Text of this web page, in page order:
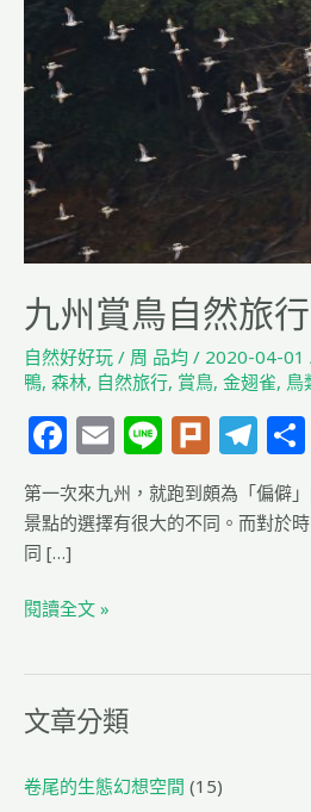
九州賞鳥自然旅行
自然好好玩 / 周 品均 / 2020-04-01
鴨, 森林, 自然旅行, 賞鳥, 金翅雀, 鳥
F
a
c
e
b
o
o
k
E
m
ai
l
Li
n
e
Pl
u
rk
T
el
e
g
第一次來九州，就跑到頗為「偏僻
景點的選擇有很大的不同。而對於
同 […]
行
閱讀全文 »
文章分類
卷尾的生態幻想空間 (15)